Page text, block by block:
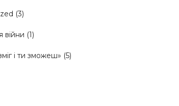
(3)
війни (1)
і ти зможеш» (5)